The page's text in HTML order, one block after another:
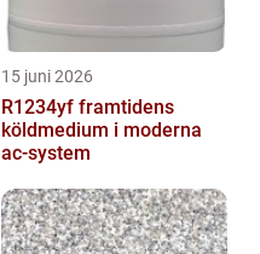
15 juni 2026
R1234yf framtidens
köldmedium i moderna
ac-system